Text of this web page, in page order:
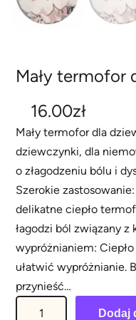
Mały termofor
16.00zł
Mały termofor dla
dziewczynki, dla
o złagodzeniu bólu i
Szerokie
delikatne ciepło
łagodzi ból związany z
wypróżnianiem:
ułatwić wypróżnianie.
przynieść…
Dodaj